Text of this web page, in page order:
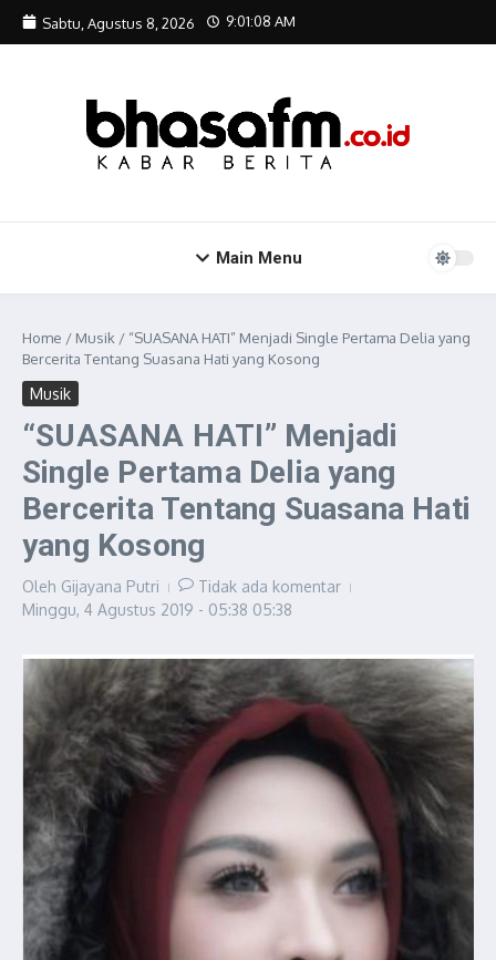
Lewati ke konten
Sabtu, Agustus 8, 2026 9:01:09 AM
Main Menu
Home / Musik / “SUASANA HATI” Menjadi Single Pertama Delia yang
Bercerita Tentang Suasana Hati yang Kosong
Musik
“SUASANA HATI” Menjadi
Single Pertama Delia yang
Bercerita Tentang Suasana Hati
yang Kosong
Oleh Gijayana Putri
Tidak ada komentar
Minggu, 4 Agustus 2019 - 05:38 05:38